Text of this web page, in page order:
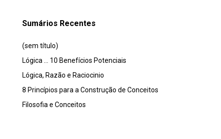
Sumários Recentes
(sem título)
Lógica … 10 Benefícios Potenciais
Lógica, Razão e Raciocinio
8 Princípios para a Construção de Conceitos
Filosofia e Conceitos